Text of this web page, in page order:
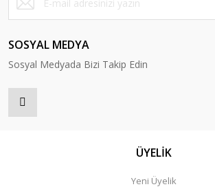
SOSYAL MEDYA
Sosyal Medyada Bizi Takip Edin
ÜYELİK
Yeni Üyelik